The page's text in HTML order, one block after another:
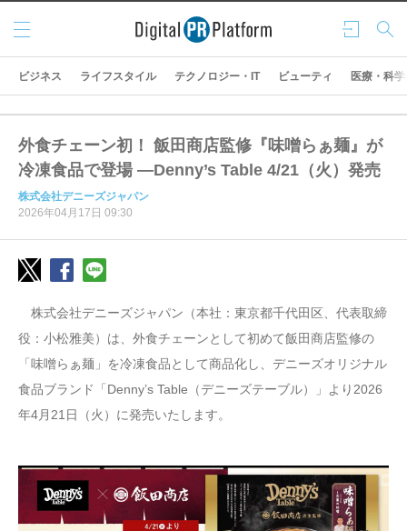
ログ
イン
検索
メニ
ュー
ビジネス ライフスタイル テクノロジー・IT ビューティ 医療・科学
外食チェーン初！ 飯田商店監修『味噌らぁ麺』が
冷凍食品で登場 —Denny’s Table 4/21（火）発売
株式会社デニーズジャパン
2026年04月17日 09:30
株式会社デニーズジャパン（本社：東京都千代田区、代表取締
役：小松雅美）は、外食チェーンとして初めて飯田商店監修の
「味噌らぁ麺」を冷凍食品として商品化し、デニーズオリジナル
食品ブランド「Denny’s Table（デニーズテーブル）」より2026
年4月21日（火）に発売いたします。